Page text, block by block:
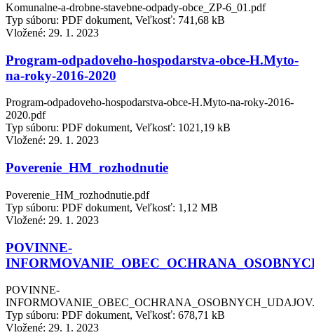
Komunalne-a-drobne-stavebne-odpady-obce_ZP-6_01.pdf
Typ súboru: PDF dokument, Veľkosť: 741,68 kB
Vložené: 29. 1. 2023
Program-odpadoveho-hospodarstva-obce-H.Myto-
na-roky-2016-2020
Program-odpadoveho-hospodarstva-obce-H.Myto-na-roky-2016-
2020.pdf
Typ súboru: PDF dokument, Veľkosť: 1021,19 kB
Vložené: 29. 1. 2023
Poverenie_HM_rozhodnutie
Poverenie_HM_rozhodnutie.pdf
Typ súboru: PDF dokument, Veľkosť: 1,12 MB
Vložené: 29. 1. 2023
POVINNE-
POVINNE-
Typ súboru: PDF dokument, Veľkosť: 678,71 kB
Vložené: 29. 1. 2023